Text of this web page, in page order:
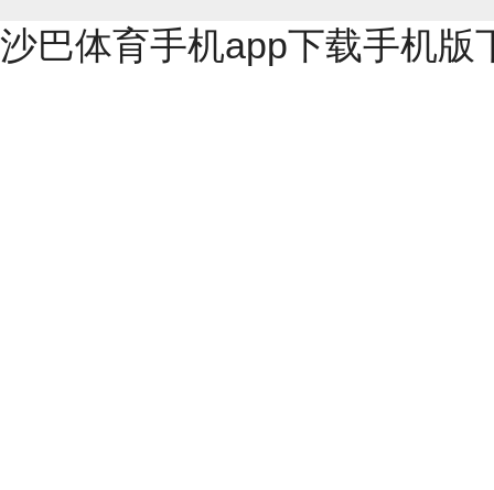
沙巴体育手机app下载手机版